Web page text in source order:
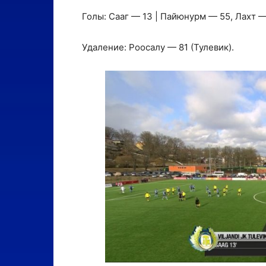
Голы: Сааг — 13 | Пайюнурм — 55, Лахт
Удаление: Роосалу — 81 (Тулевик).